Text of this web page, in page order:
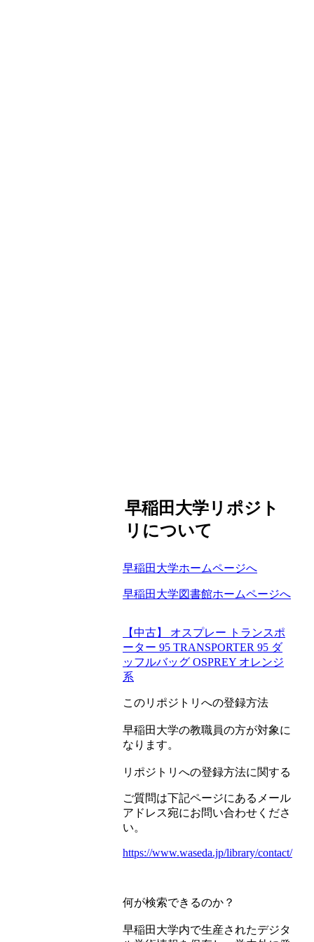
早稲田大学リポジト
リについて
早稲田大学ホームページへ
早稲田大学図書館ホームページへ
【中古】 オスプレー トランスポ
ーター 95 TRANSPORTER 95 ダ
ッフルバッグ OSPREY オレンジ
系
このリポジトリへの登録方法
早稲田大学の教職員の方が対象に
なります。
リポジトリへの登録方法に関する
ご質問は下記ページにあるメール
アドレス宛にお問い合わせくださ
い。
https://www.waseda.jp/library/contact/
何が検索できるのか？
早稲田大学内で生産されたデジタ